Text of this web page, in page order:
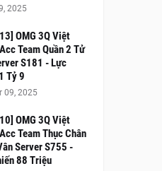
2025
OMG 3Q Việt
Team Quần 2 Tử
S181 - Lực
Tỷ 9
09, 2025
OMG 3Q Việt
Team Thục Chân
Server S755 -
88 Triệu